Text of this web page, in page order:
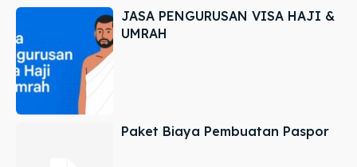
JASA PENGURUSAN VISA HAJI &
UMRAH
Paket Biaya Pembuatan Paspor